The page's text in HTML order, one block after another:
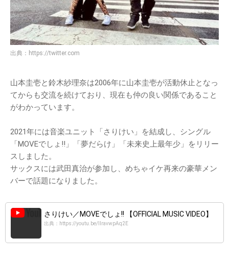
出典： https://twitter.com
山本圭壱と鈴木紗理奈は2006年に山本圭壱が活動休止となっ
てからも交流を続けており、現在も仲の良い関係であること
がわかっています。
2021年には音楽ユニット「さりけい」を結成し、シングル
「MOVEでしょ!!」「夢だらけ」「未来史上最年少」をリリー
スしました。
サックスには武田真治が参加し、めちゃイケ再来の豪華メン
バーで話題になりました。
さりけい／MOVEでしょ!! 【OFFICIAL MUSIC VIDEO】
出典：https://youtu.be/llravwpAq2E